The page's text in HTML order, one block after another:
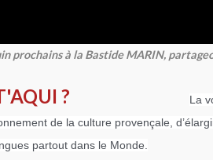
prochains à la Bastide MARIN,
?
La
de la culture provençale,
partout dans le Monde.